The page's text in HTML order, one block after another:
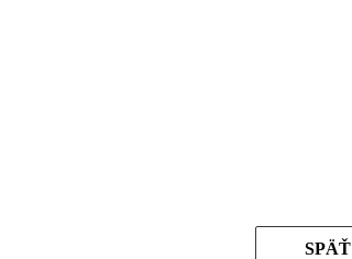
SPÄŤ